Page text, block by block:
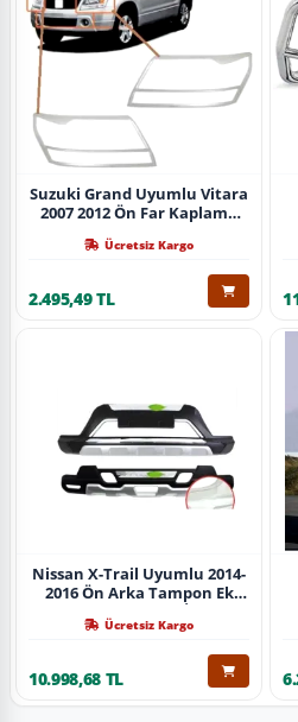
Suzuki Grand Uyumlu Vitara
2007 2012 Ön Far Kaplama
Ücretsiz Kargo
2.495,49 TL
Nissan X-Trail Uyumlu 2014-
2016 Ön Arka Tampon Ek
Koruma Difüzör İthal
Ücretsiz Kargo
10.998,68 TL